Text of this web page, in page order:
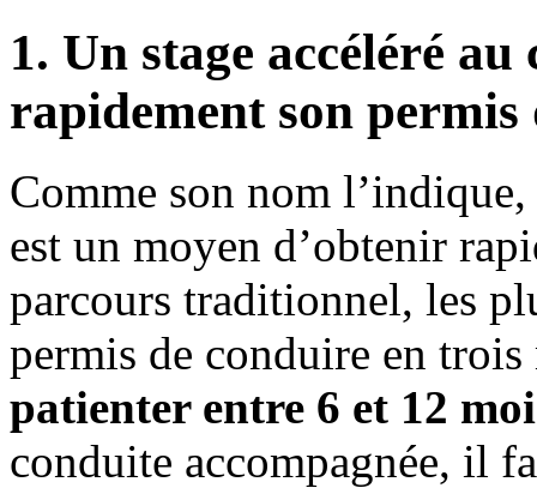
1. Un stage accéléré
rapidement son permis
Comme son nom
est un moyen d’obtenir
parcours traditionnel, les
permis de conduire en
patienter entre 6 et 12
conduite accompagnée, il